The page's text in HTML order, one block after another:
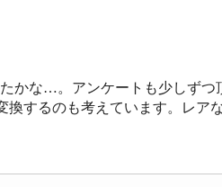
かな…。アンケートも少しずつ
するのも考えています。レア